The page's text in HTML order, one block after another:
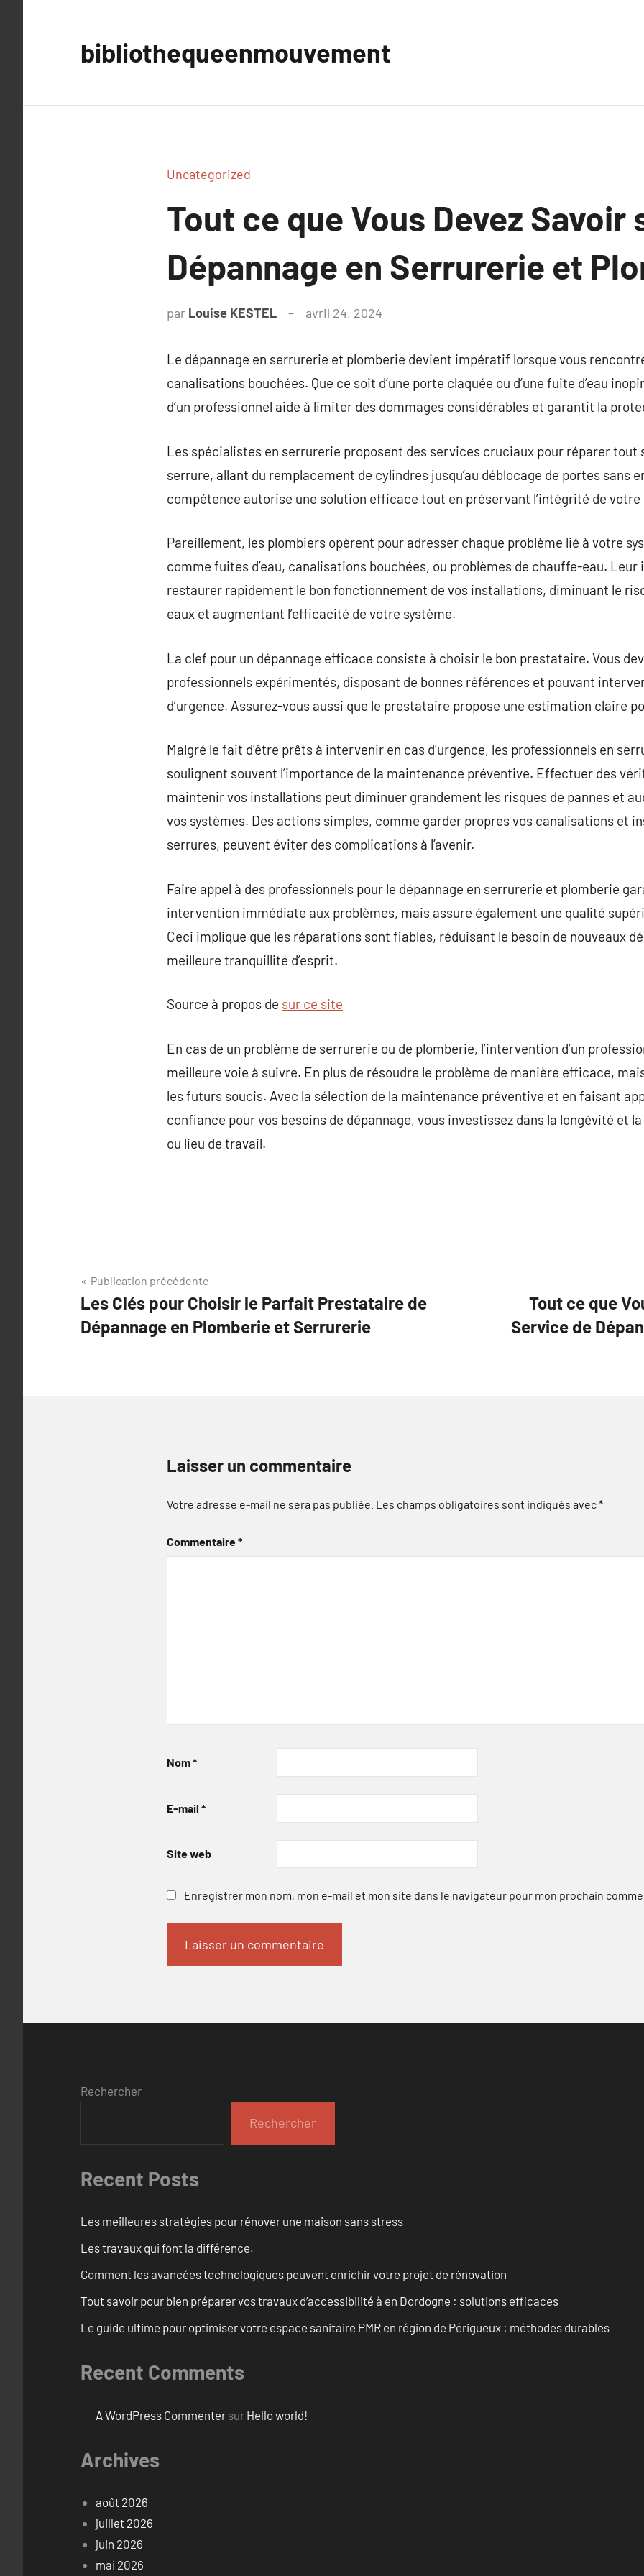
bibliothequeenmouvement
Uncategorized
Tout ce que Vous Devez Savoir
Dépannage en Serrurerie et
par Louise KESTEL avril 24, 2024
Le dépannage en serrurerie et plomberie devient impératif lorsque vous
canalisations bouchées. Que ce soit d’une porte claquée ou d’une fuite d’eau
d’un professionnel aide à limiter des dommages considérables et garantit la
Les spécialistes en serrurerie proposent des services cruciaux pour réparer tout
serrure, allant du remplacement de cylindres jusqu’au déblocage de portes sans
compétence autorise une solution efficace tout en préservant l’intégrité de
Pareillement, les plombiers opèrent pour adresser chaque problème lié à votre
comme fuites d’eau, canalisations bouchées, ou problèmes de chauffe-eau.
restaurer rapidement le bon fonctionnement de vos installations, diminuant le
eaux et augmentant l’efficacité de votre système.
La clef pour un dépannage efficace consiste à choisir le bon prestataire. Vous
professionnels expérimentés, disposant de bonnes références et pouvant
d’urgence. Assurez-vous aussi que le prestataire propose une estimation claire
Malgré le fait d’être prêts à intervenir en cas d’urgence, les professionnels en
soulignent souvent l’importance de la maintenance préventive. Effectuer des
maintenir vos installations peut diminuer grandement les risques de pannes et
vos systèmes. Des actions simples, comme garder propres vos canalisations et
serrures, peuvent éviter des complications à l’avenir.
Faire appel à des professionnels pour le dépannage en serrurerie et plomberie
intervention immédiate aux problèmes, mais assure également une qualité
Ceci implique que les réparations sont fiables, réduisant le besoin de nouveaux
meilleure tranquillité d’esprit.
Source à propos de sur ce site
En cas de un problème de serrurerie ou de plomberie, l’intervention d’un
meilleure voie à suivre. En plus de résoudre le problème de manière efficace,
les futurs soucis. Avec la sélection de la maintenance préventive et en faisant
confiance pour vos besoins de dépannage, vous investissez dans la longévité et
ou lieu de travail.
Navigation
de
l’article
Publication précédente
Les Clés pour Choisir le Parfait Prestataire de
Dépannage en Plomberie et Serrurerie
Tout ce que
Service de
Laisser un commentaire
Votre adresse e-mail ne sera pas publiée. Les champs obligatoires sont indiqués avec*
Commentaire*
Nom*
E-mail *
Site web
Enregistrer mon nom, mon e-mail et mon site dans le navigateur pour mon prochain
Rechercher
Rechercher
Recent Posts
Les meilleures stratégies pour rénover une maison sans stress
Les travaux qui font la différence.
Comment les avancées technologiques peuvent enrichir votre projet de rénovation
Tout savoir pour bien préparer vos travaux d’accessibilité à en Dordogne : solutions efficaces
Le guide ultime pour optimiser votre espace sanitaire PMR en région de Périgueux : méthodes durables
Recent Comments
A WordPress Commenter sur Hello world!
Archives
août 2026
juillet 2026
juin 2026
mai 2026